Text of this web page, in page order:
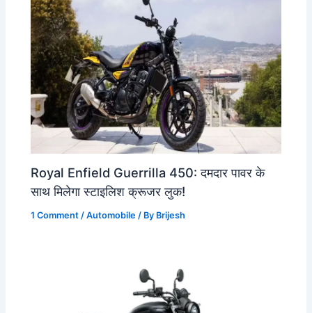
Royal Enfield Guerrilla 450: दमदार पावर के
साथ मिलेगा स्टाइलिश क्रूजर लुक!
1 Comment /Automobile / By Brijesh